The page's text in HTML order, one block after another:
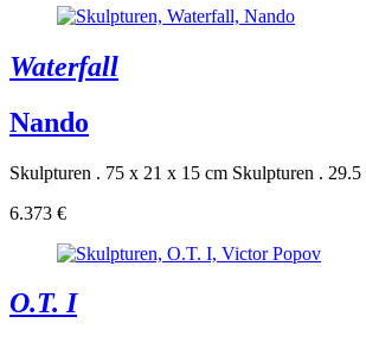
Waterfall
Nando
Skulpturen . 75 x 21 x 15 cm Skulpturen .
6.373 €
O.T. I